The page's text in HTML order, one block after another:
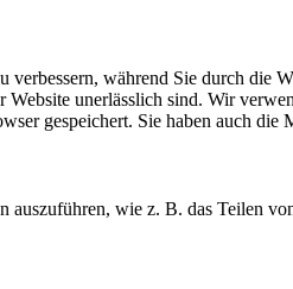
während Sie durch die
unerlässlich sind. Wir
gespeichert. Sie haben auch
wie z. B. das Teilen